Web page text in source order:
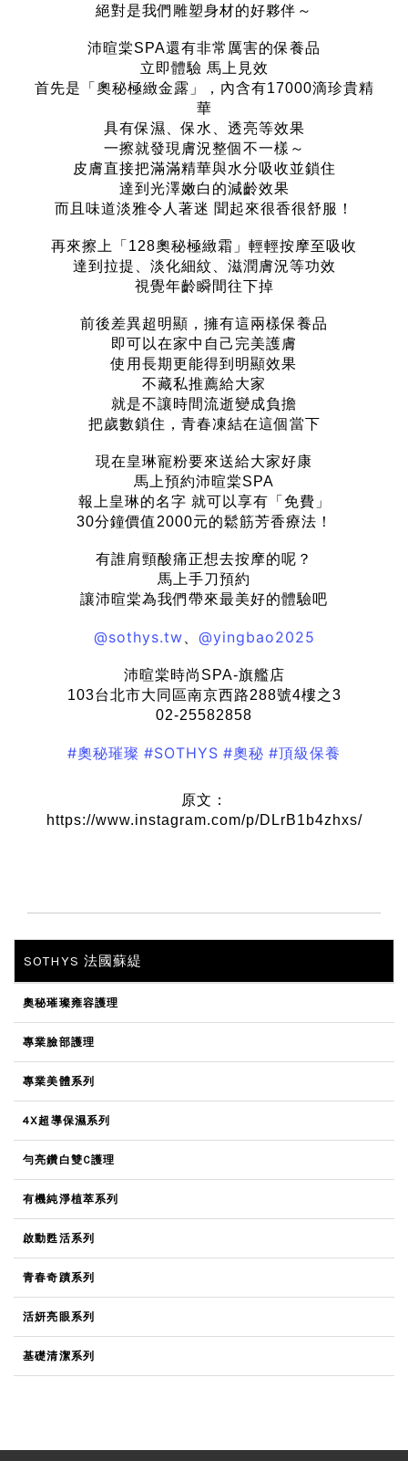
絕對是我們雕塑身材的好夥伴～
沛暄棠SPA還有非常厲害的保養品
立即體驗 馬上見效
首先是「奧秘極緻金露」
， 內含有17000滴珍貴精
華
具有保濕、保水、透亮等效果
一擦就發現膚況整個不一樣～
皮膚直接把滿滿精華與水分吸收並鎖住
達到光澤嫩白的減齡效果
而且味道淡雅令人著迷 聞起來很香很舒服！
再來擦上「128奧秘極緻霜」 輕輕按摩至吸收
達到拉提、淡化細紋、滋潤膚況等功效
視覺年齡瞬間往下掉
前後差異超明顯 ， 擁有這兩樣保養品
即可以在家中自己完美護膚
使用長期更能得到明顯效果
不藏私推薦給大家
就是不讓時間流逝變成負擔
把歲數鎖住，青春凍結在這個當下
現在皇琳寵粉要來送給大家好康
馬上預約沛暄棠SPA
報上皇琳的名字 就可以享有「免費」
30分鐘價值2000元的鬆筋芳香療法！
有誰肩頸酸痛正想去按摩的呢？
馬上手刀預約
讓沛暄棠為我們帶來最美好的體驗吧
@sothys.tw @yingbao2025
沛暄棠時尚SPA-旗艦店
103台北市大同區南京西路288號4樓之3
02-25582858
#奧秘璀璨 #SOTHYS #奧秘 #頂級保養
原文：
https://www.instagram.com/p/DLrB1b4zhxs/
SOTHYS 法國蘇緹
奧秘璀璨雍容護理
專業臉部護理
專業美體系列
4X超導保濕系列
勻亮鑽白雙C護理
有機純淨植萃系列
啟動甦活系列
青春奇蹟系列
活妍亮眼系列
基礎清潔系列